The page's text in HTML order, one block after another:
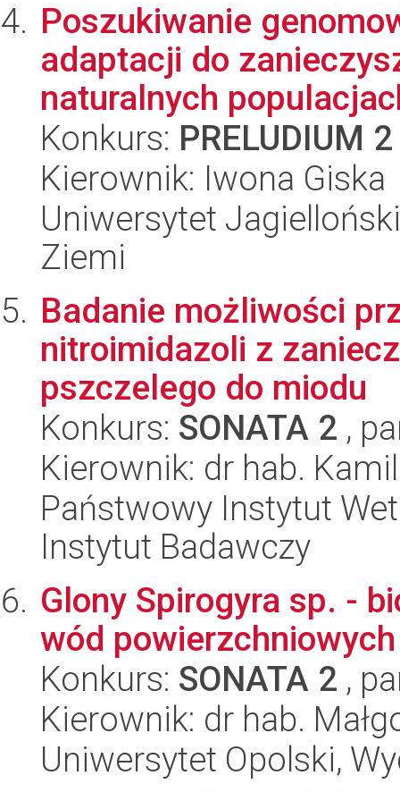
Poszukiwanie
adaptacji do
naturalnych
Konkurs: PRELUDIUM 2
Kierownik: Iwona Giska
Uniwersytet
Ziemi
Badanie możliwości
nitroimidazoli z
pszczelego do miodu
Konkurs: SONATA 2 ,
Kierownik: dr hab.
Państwowy Instytut
Instytut Badawczy
Glony Spirogyra sp. -
wód
Konkurs: SONATA 2 ,
Kierownik: dr hab.
Uniwersytet Opolski,